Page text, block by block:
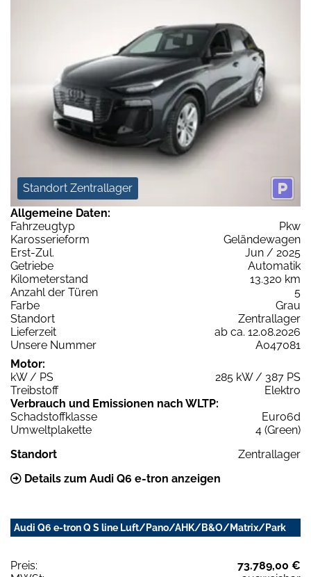
Standort Zentrallager
Allgemeine Daten:
Fahrzeugtyp
Pkw
Karosserieform
Geländewagen
Erst-Zul.
Jun / 2025
Getriebe
Automatik
Kilometerstand
13.320 km
Anzahl der Türen
5
Farbe
Grau
Standort
Zentrallager
Lieferzeit
ab ca. 12.08.2026
Unsere Nummer
A047081
Motor:
kW / PS
285 kW / 387 PS
Treibstoff
Elektro
Verbrauch und Emissionen nach WLTP:
Schadstoffklasse
Euro6d
Umweltplakette
4 (Green)
Standort
Zentrallager
Details zum Audi Q6 e-tron anzeigen
Audi Q6 e-tron Q S line Luft/Pano/AHK/B&O/Matrix/Park
Preis:
73.789,00 €